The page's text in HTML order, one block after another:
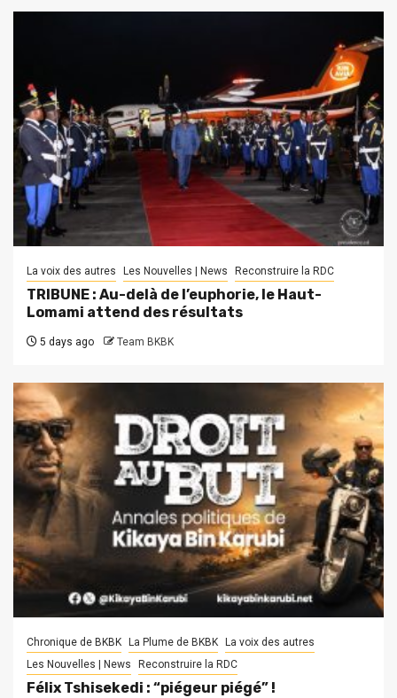
La voix des autres Les Nouvelles | News Reconstruire la RDC
TRIBUNE : Au-delà de l’euphorie, le Haut-
Lomami attend des résultats
5 days ago Team BKBK
Chronique de BKBK La Plume de BKBK
La voix des autres
Les Nouvelles | News
Reconstruire la RDC
Félix Tshisekedi : “piégeur piégé” !